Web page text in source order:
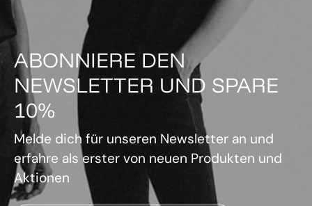
ABONNIERE DEN
NEWSLETTER UND SPARE
10%
Melde dich für unseren Newsletter an und
erfahre als erster von neuen Produkten und
Aktionen